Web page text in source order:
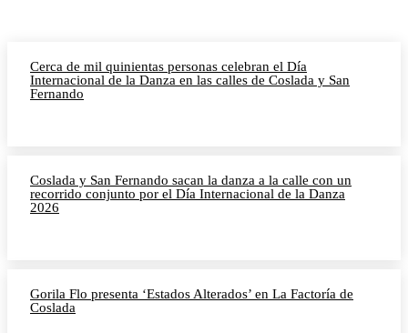
Cerca de mil quinientas personas celebran el Día
Internacional de la Danza en las calles de Coslada y San
Fernando
Coslada y San Fernando sacan la danza a la calle con un
recorrido conjunto por el Día Internacional de la Danza
2026
Gorila Flo presenta ‘Estados Alterados’ en La Factoría de
Coslada